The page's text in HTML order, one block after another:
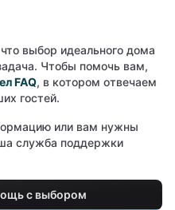
выбор идеального дома
Чтобы помочь вам,
FAQ, в котором отвечаем
гостей.
или вам нужны
служба поддержки
с выбором